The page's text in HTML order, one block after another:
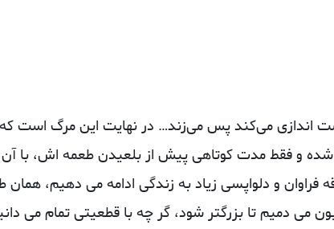
اندازی می‌کند پس می‌زند… در نهایت این مرگ است که
شده و فقط مدت کوتاهی پیش از بلعیدن طعمه اش، با آن
فراوان و دلواپسی زیاد به زندگی ادامه می دهیم، همان‌
می‌ دمیم تا بزرگتر شود، گر چه با قطعیتی تمام می‌